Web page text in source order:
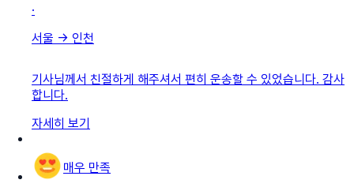
·
서울 → 인천
기사님께서 친절하게 해주셔서 편히 운송할 수 있었습니다. 감사
합니다.
자세히 보기
매우 만족